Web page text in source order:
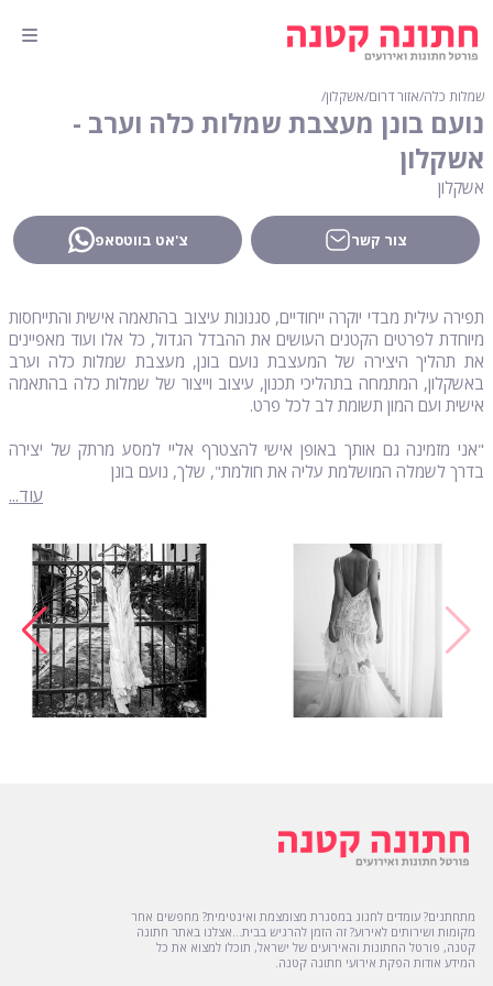
שמלות כלה∕אזור דרום∕אשקלון∕
נועם בונן מעצבת שמלות כלה וערב -
אשקלון
אשקלון
צור קשר צ'אט בווטסאפ
תפירה עילית מבדי יוקרה ייחודיים, סגנונות עיצוב בהתאמה אישית והתייחסות
מיוחדת לפרטים הקטנים העושים את ההבדל הגדול, כל אלו ועוד מאפיינים
את תהליך היצירה של המעצבת נועם בונן, מעצבת שמלות כלה וערב
באשקלון, המתמחה בתהליכי תכנון, עיצוב וייצור של שמלות כלה בהתאמה
אישית ועם המון תשומת לב לכל פרט.
"אני מזמינה גם אותך באופן אישי להצטרף אליי למסע מרתק של יצירה
בדרך לשמלה המושלמת עליה את חולמת", שלך, נועם בונן
עוד...
מתחתנים? עומדים לחגוג במסגרת מצומצמת ואינטימית? מחפשים אחר
מקומות ושירותים לאירוע? זה הזמן להרגיש בבית...אצלנו באתר חתונה
קטנה, פורטל החתונות והאירועים של ישראל, תוכלו למצוא את כל
המידע אודות הפקת אירועי חתונה קטנה.